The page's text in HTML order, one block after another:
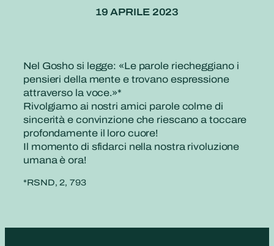
19 APRILE 2023
Nel Gosho si legge: «Le parole riecheggiano i
pensieri della mente e trovano espressione
attraverso la voce.»*
Rivolgiamo ai nostri amici parole colme di
sincerità e convinzione che riescano a toccare
profondamente il loro cuore!
Il momento di sfidarci nella nostra rivoluzione
umana è ora!
*RSND, 2, 793